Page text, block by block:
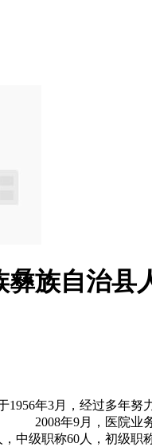
彝族自治县
1956年3月，经过多年
院业务新区完成整体
，中级职称60人，初级